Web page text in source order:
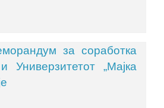
за соработка
Универзитетот „Мајка